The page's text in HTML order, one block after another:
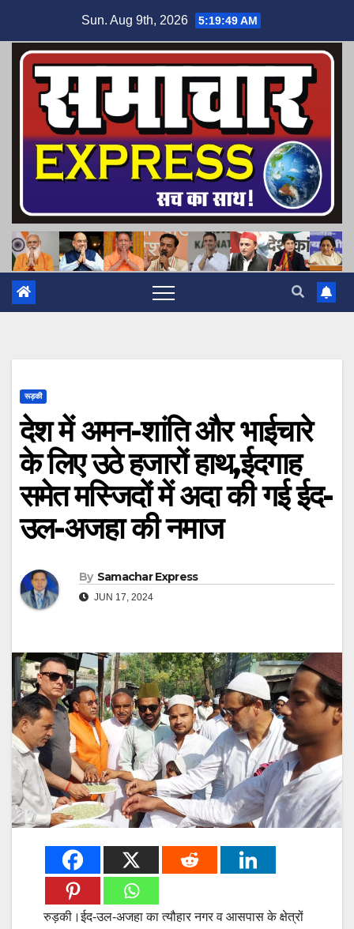
content
Sun. Aug 9th, 2026 5:19:50 AM
रूड़की
देश में अमन-शांति और भाईचारे
के लिए उठे हजारों हाथ,ईदगाह
समेत मस्जिदों में अदा की गई ईद-
उल-अजहा की नमाज
By Samachar Express
JUN 17, 2024
रुड़की।ईद-उल-अजहा का त्यौहार नगर व आसपास के क्षेत्रों